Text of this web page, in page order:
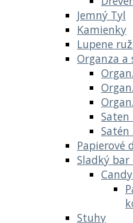
Jemný Tyl
Kamienky
Lupene
Organza a
Saten
Satén
Papierové
Sladký bar
Stuhy